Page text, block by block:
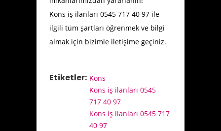
Kons iş ilanları 0545 717 40 97 ile
ilgili tüm şartları öğrenmek ve bilgi
almak için bizimle iletişime geçiniz.
Etiketler: Kons
Kons iş ilanları 0545
717 40 97
Kons iş ilanları 0545 717
40 97